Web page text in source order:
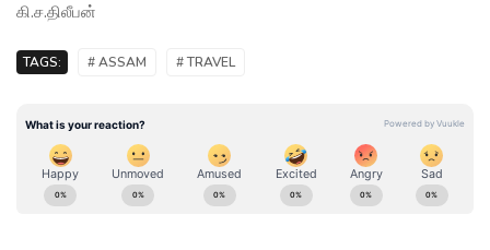
கி.ச.திலீபன்
TAGS: # ASSAM # TRAVEL